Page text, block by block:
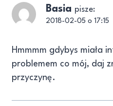
Basia pisze:
2018-02-05 o 17:15
Hmmmm gdybys miała
problemem co mój, daj
przyczynę.